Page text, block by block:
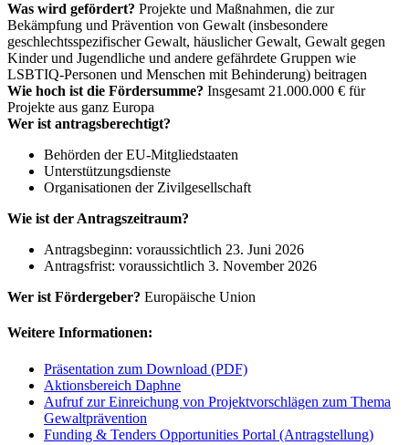
Was wird gefördert? Projekte und Maßnahmen, die zur
Bekämpfung und Prävention von Gewalt (insbesondere
geschlechtsspezifischer Gewalt, häuslicher Gewalt, Gewalt gegen
Kinder und Jugendliche und andere gefährdete Gruppen wie
LSBTIQ-Personen und Menschen mit Behinderung) beitragen
Wie hoch ist die Fördersumme? Insgesamt 21.000.000 € für
Projekte aus ganz Europa
Wer ist antragsberechtigt?
Behörden der EU-Mitgliedstaaten
Unterstützungsdienste
Organisationen der Zivilgesellschaft
Wie ist der Antragszeitraum?
Antragsbeginn: voraussichtlich 23. Juni 2026
Antragsfrist: voraussichtlich 3. November 2026
Wer ist Fördergeber? Europäische Union
Weitere Informationen:
Präsentation zum Download (PDF)
Aktionsbereich Daphne
Aufruf zur Einreichung von Projektvorschlägen zum Thema
Gewaltprävention
Funding & Tenders Opportunities Portal (Antragstellung)